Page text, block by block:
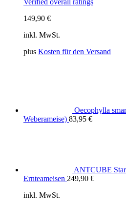
Verified overall ratings
149,90 €
inkl. MwSt.
plus Kosten für den Versand
Oecophylla
Weberameise) 83,95 €
ANTCUBE
Ernteameisen 249,90 €
inkl. MwSt.